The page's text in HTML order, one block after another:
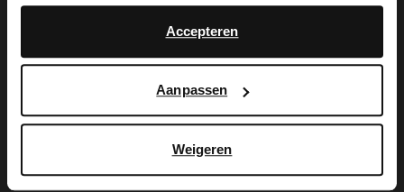
Accepteren
Aanpassen
Weigeren
Alles over dit product
Maattabel
Bezorgen & retour
English